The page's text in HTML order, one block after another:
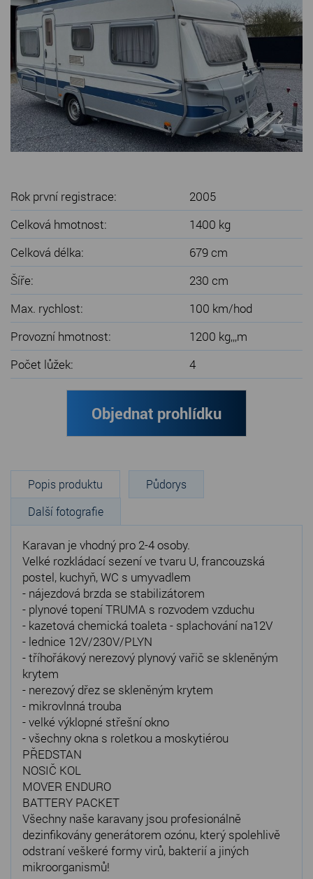
SERVIS KARAVANŮ
KONTAKT
Rok první registrace:
2005
Celková hmotnost:
1400 kg
Celková délka:
679 cm
Šíře:
230 cm
Max. rychlost:
100 km/hod
Provozní hmotnost:
1200 kg,,,m
Počet lůžek:
4
Objednat prohlídku
Popis produktu
Půdorys
Další fotografie
Karavan je vhodný pro 2-4 osoby.
Velké rozkládací sezení ve tvaru U, francouzská
postel, kuchyň, WC s umyvadlem
- nájezdová brzda se stabilizátorem
- plynové topení TRUMA s rozvodem vzduchu
- kazetová chemická toaleta - splachování na12V
- lednice 12V/230V/PLYN
- tříhořákový nerezový plynový vařič se skleněným
krytem
- nerezový dřez se skleněným krytem
- mikrovlnná trouba
- velké výklopné střešní okno
- všechny okna s roletkou a moskytiérou
PŘEDSTAN
NOSIČ KOL
MOVER ENDURO
BATTERY PACKET
Všechny naše karavany jsou profesionálně
dezinfikovány generátorem ozónu, který spolehlivě
odstraní veškeré formy virů, bakterií a jiných
mikroorganismů!